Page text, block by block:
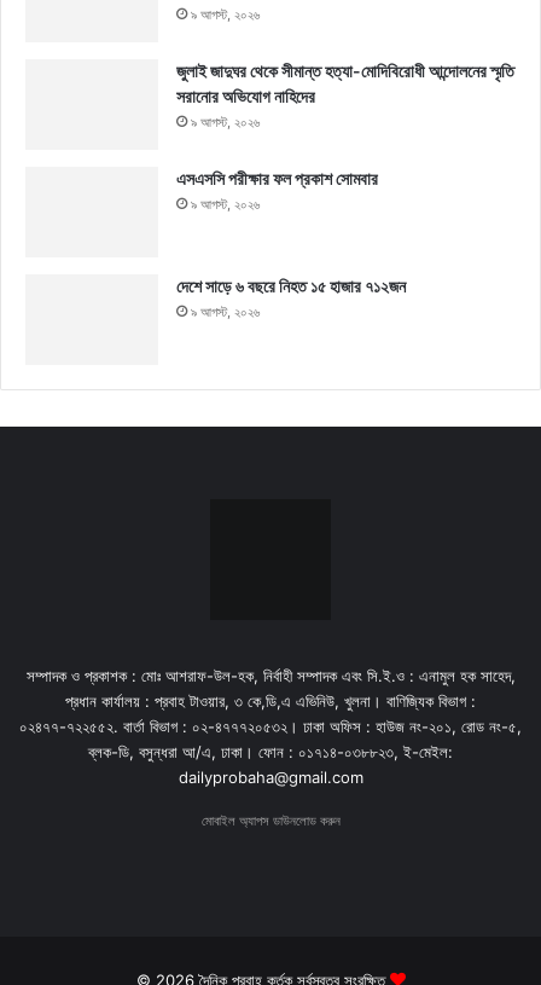
৯ আগস্ট, ২০২৬
জুলাই জাদুঘর থেকে সীমান্ত হত্যা-মোদিবিরোধী আন্দোলনের স্মৃতি
সরানোর অভিযোগ নাহিদের
৯ আগস্ট, ২০২৬
এসএসসি পরীক্ষার ফল প্রকাশ সোমবার
৯ আগস্ট, ২০২৬
দেশে সাড়ে ৬ বছরে নিহত ১৫ হাজার ৭১২জন
৯ আগস্ট, ২০২৬
সম্পাদক ও প্রকাশক : মোঃ আশরাফ-উল-হক, নির্বাহী সম্পাদক এবং সি.ই.ও : এনামুল হক সাহেদ,
প্রধান কার্যালয় : প্রবাহ টাওয়ার, ৩ কে,ডি,এ এভিনিউ, খুলনা। বাণিজ্যিক বিভাগ :
০২৪৭৭-৭২২৫৫২. বার্তা বিভাগ : ০২-৪৭৭৭২০৫৩২। ঢাকা অফিস : হাউজ নং-২০১, রোড নং-৫,
ব্লক-ডি, বসুন্ধরা আ/এ, ঢাকা। ফোন : ০১৭১৪-০৩৮৮২৩, ই-মেইল:
dailyprobaha@gmail.com
মোবাইল অ্যাপস ডাউনলোড করুন
© 2026 দৈনিক প্রবাহ কর্তৃক সর্বস্বত্ব সংরক্ষিত